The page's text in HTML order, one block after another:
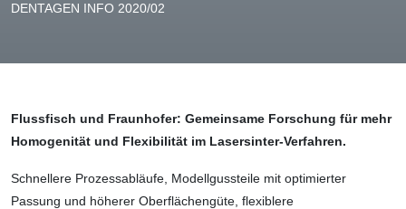
DENTAGEN INFO 2020/02
Flussfisch und Fraunhofer: Gemeinsame Forschung für mehr
Homogenität und Flexibilität im Lasersinter-Verfahren.
Schnellere Prozessabläufe, Modellgussteile mit optimierter
Passung und höherer Ober­flächengüte, flexiblere